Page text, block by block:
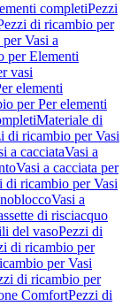
completiPezzi
di ricambio per
Vasi a
per Elementi
vasi
elementi
per Per elementi
Materiale di
di ricambio per Vasi
a cacciataVasi a
Vasi a cacciata per
di ricambio per Vasi
Vasi a
di risciacquo
del vasoPezzi di
di ricambio per
per Vasi
di ricambio per
ComfortPezzi di